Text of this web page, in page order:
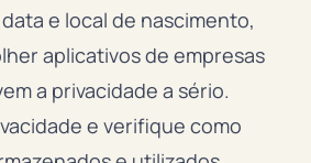
e local de nascimento,
aplicativos de empresas
a privacidade a sério.
e verifique como